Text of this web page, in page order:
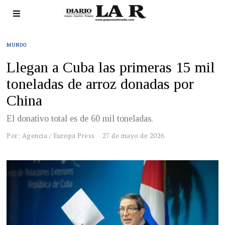
MUNDO
Llegan a Cuba las primeras 15 mil
toneladas de arroz donadas por
China
El donativo total es de 60 mil toneladas.
Por: Agencia / Europa Press 27 de mayo de 2026